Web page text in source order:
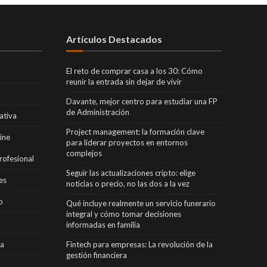
Artículos Destacados
El reto de comprar casa a los 30: Cómo
reunir la entrada sin dejar de vivir
Davante, mejor centro para estudiar una FP
de Administración
Project management: la formación clave
para liderar proyectos en entornos
complejos
Seguir las actualizaciones cripto: elige
noticias o precio, no las dos a la vez
Qué incluye realmente un servicio funerario
integral y cómo tomar decisiones
informadas en familia
Fintech para empresas: La revolución de la
gestión financiera